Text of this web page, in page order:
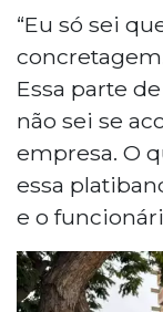
“Eu só sei
Essa parte
não sei se
empresa. O
essa
e o